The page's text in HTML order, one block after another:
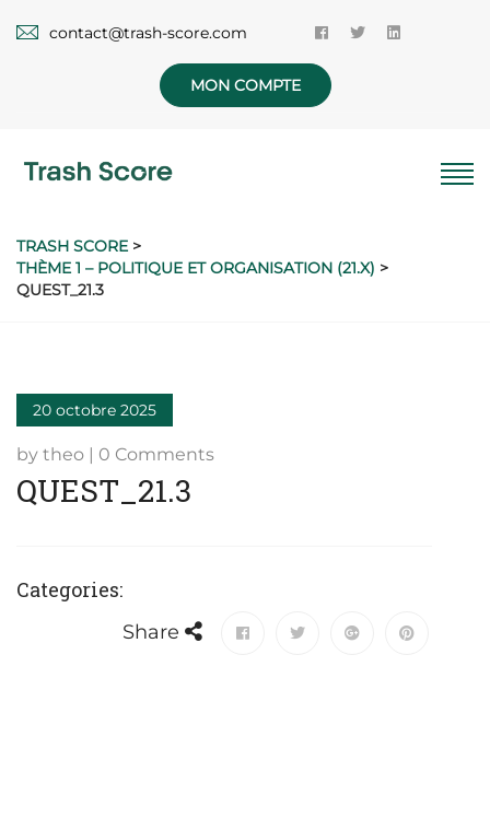
contact@trash-score.com
MON COMPTE
TRASH SCORE>
THÈME 1 – POLITIQUE ET ORGANISATION (21.X) >
QUEST_21.3
20 octobre 2025
by theo | 0 Comments
QUEST_21.3
Categories:
Share